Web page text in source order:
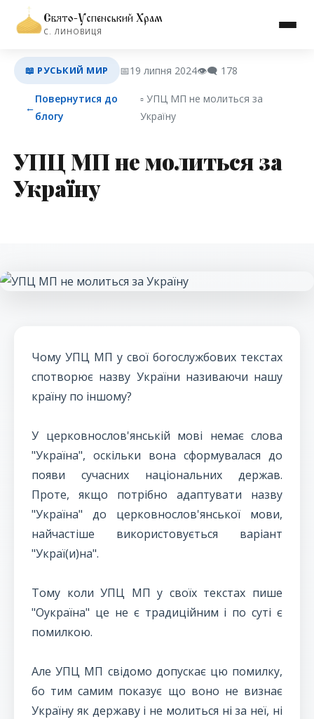
Свято-Успенський Храм
С. ЛИНОВИЦЯ
📖 РУСЬКИЙ МИР 📅19 липня 2024👁️‍🗨️ 178
←
Повернутися до
блогу
▫︎ УПЦ МП не молиться за
Україну
УПЦ МП не молиться за
Україну
Чому УПЦ МП у свої богослужбових текстах
спотворює назву України називаючи нашу
країну по іншому?
У церковнослов'янській мові немає слова
"Україна", оскільки вона сформувалася до
появи сучасних національних держав.
Проте, якщо потрібно адаптувати назву
"Україна" до церковнослов'янської мови,
найчастіше використовується варіант
"Украї(и)на".
Тому коли УПЦ МП у своїх текстах пише
"Оукраїна" це не є традиційним і по суті є
помилкою.
Але УПЦ МП свідомо допускає цю помилку,
бо тим самим показує що воно не визнає
Україну як державу і не молиться ні за неї, ні